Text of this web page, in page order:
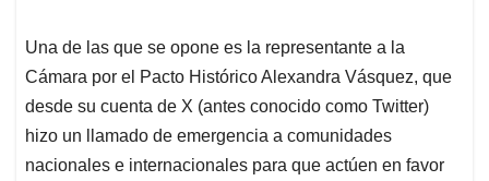
Una de las que se opone es la representante a la
Cámara por el Pacto Histórico Alexandra Vásquez, que
desde su cuenta de X (antes conocido como Twitter)
hizo un llamado de emergencia a comunidades
nacionales e internacionales para que actúen en favor